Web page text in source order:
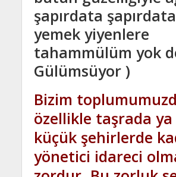
şapırdata
yemek yiyenlere
tahammülüm yok
Gülümsüyor )
Bizim
özellikle taşrada ya
küçük şehirlerde
yönetici idareci